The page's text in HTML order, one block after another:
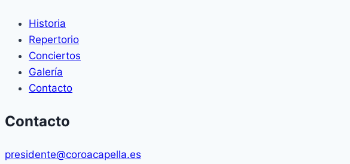
Historia
Repertorio
Conciertos
Galería
Contacto
Contacto
presidente@coroacapella.es